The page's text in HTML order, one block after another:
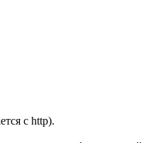
с http).